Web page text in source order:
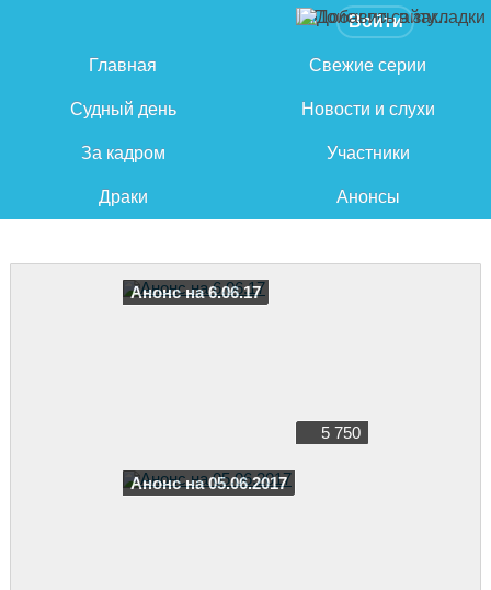
Войти
Главная Свежие серии
Судный день Новости и слухи
За кадром Участники
Драки Анонсы
Анонс на 6.06.17
5 750
Анонс на 05.06.2017